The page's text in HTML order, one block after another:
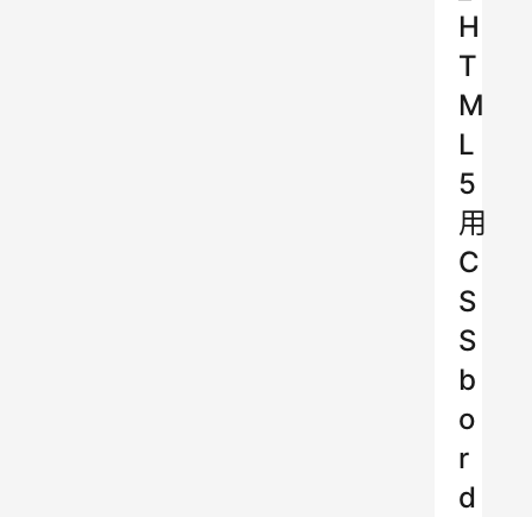
H
T
M
L
5
用
C
S
S
b
o
r
d